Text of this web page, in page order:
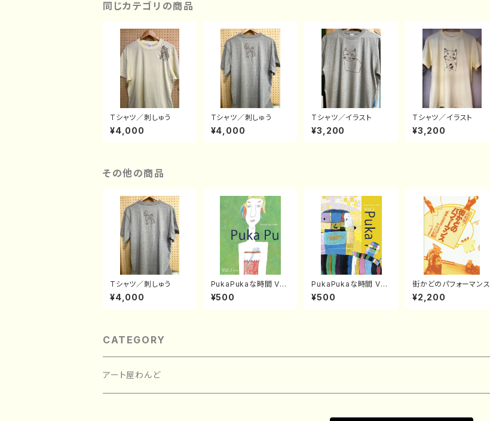
同じカテゴリの商品
Tシャツ／刺しゅう
¥4,000
Tシャツ／刺しゅう
¥4,000
Tシャツ／イラスト
¥3,200
Tシャツ／イラスト
¥3,200
その他の商品
Tシャツ／刺しゅう
¥4,000
PukaPukaな時間 Vol.
1
¥500
PukaPukaな時間 Vol.
3
¥500
街かどのパフォーマンス
¥2,200
CATEGORY
アート屋わんど